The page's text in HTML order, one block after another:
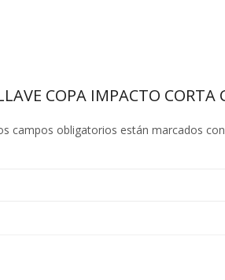
COPA IMPACTO
campos obligatorios están marcados con